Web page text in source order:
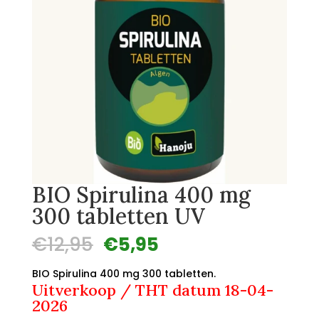
BIO Spirulina 400 mg
300 tabletten UV
€12,95 Oorspronkelijke
prijs
was:
€12,95.
€5,95Huidige
is:
€5,95.
BIO Spirulina 400 mg 300 tabletten.
Uitverkoop / THT datum 18-04-
2026